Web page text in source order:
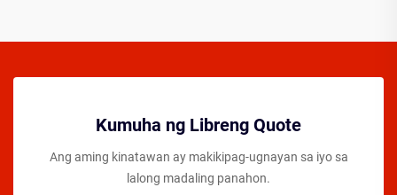
Kumuha ng Libreng Quote
Ang aming kinatawan ay makikipag-ugnayan sa iyo sa
lalong madaling panahon.